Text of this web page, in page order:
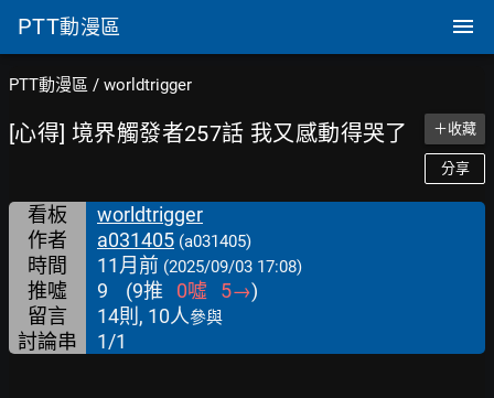
PTT動漫區
PTT動漫區 / worldtrigger
[心得] 境界觸發者257話 我又感動得哭了 ＋收藏
分享
看板
worldtrigger
作者
a031405 (a031405)
時間 11月前 (2025/09/03 17:08)
推噓 9 (9推 0噓 5→)
留言
14則, 10人參與
討論串 1/1